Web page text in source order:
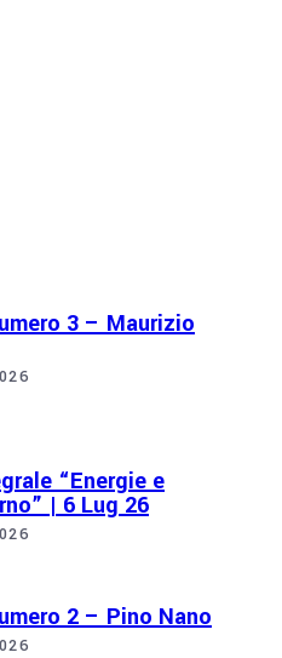
3 – Maurizio
“Energie e
| 6 Lug 26
2 – Pino Nano